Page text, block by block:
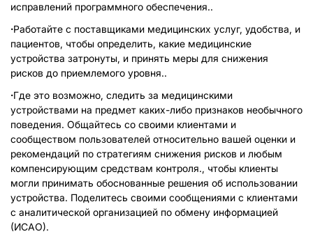
исправлений программного обеспечения..
·Работайте с поставщиками медицинских услуг, удобства, и
пациентов, чтобы определить, какие медицинские
устройства затронуты, и принять меры для снижения
рисков до приемлемого уровня..
·Где это возможно, следить за медицинскими
устройствами на предмет каких-либо признаков необычного
поведения. Общайтесь со своими клиентами и
сообществом пользователей относительно вашей оценки и
рекомендаций по стратегиям снижения рисков и любым
компенсирующим средствам контроля., чтобы клиенты
могли принимать обоснованные решения об использовании
устройства. Поделитесь своими сообщениями с клиентами
с аналитической организацией по обмену информацией
(ИСАО).